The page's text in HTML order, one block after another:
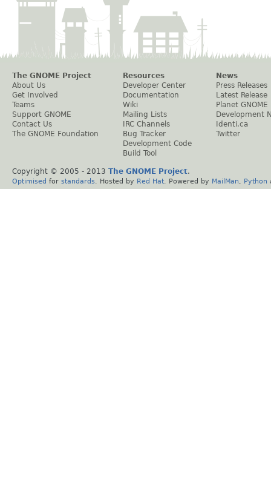
The GNOME Project
About Us
Get Involved
Teams
Support GNOME
Contact Us
The GNOME Foundation
Resources
Developer Center
Documentation
Wiki
Mailing Lists
IRC Channels
Bug Tracker
Development Code
Build Tool
News
Press Releases
Latest Release
Planet GNOME
Development
Identi.ca
Twitter
Copyright © 2005 - 2013 The GNOME Project.
Optimised for standards . Hosted by Red Hat . Powered by MailMan Python